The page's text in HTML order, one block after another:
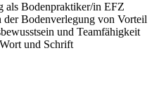
als Bodenpraktiker/in EFZ
Bodenverlegung von Vorteil
und Teamfähigkeit
und Schrift